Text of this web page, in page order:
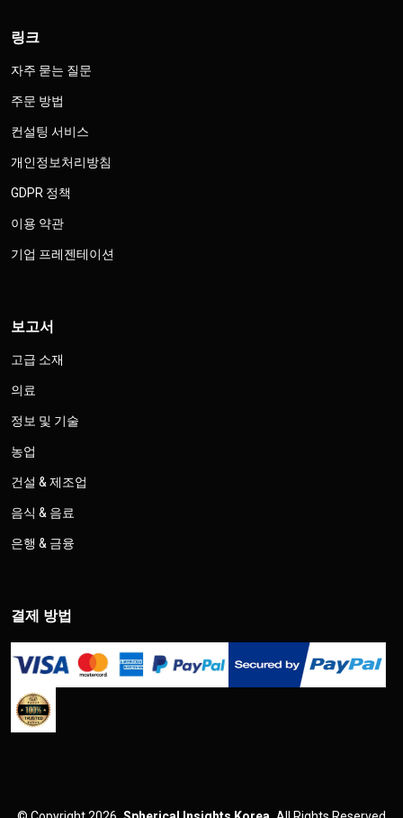
링크
자주 묻는 질문
주문 방법
컨설팅 서비스
개인정보처리방침
GDPR 정책
이용 약관
기업 프레젠테이션
보고서
고급 소재
의료
정보 및 기술
농업
건설 & 제조업
음식 & 음료
은행 & 금융
결제 방법